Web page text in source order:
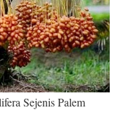
Sejenis Palem